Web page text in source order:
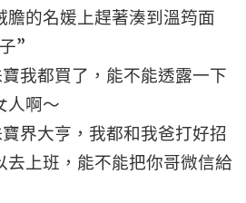
膽的名媛上趕著湊到溫筠面
”
我都買了，能不能透露一下
人啊～
界大亨，我都和我爸打好招
去上班，能不能把你哥微信給